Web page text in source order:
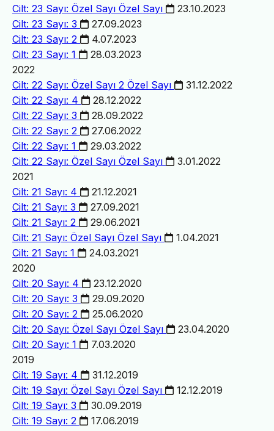
Cilt: 23 Sayı: Özel Sayı Özel Sayı
23.10.2023
Cilt: 23 Sayı: 3
27.09.2023
Cilt: 23 Sayı: 2
4.07.2023
Cilt: 23 Sayı: 1
28.03.2023
2022
Cilt: 22 Sayı: Özel Sayı 2 Özel Sayı
31.12.2022
Cilt: 22 Sayı: 4
28.12.2022
Cilt: 22 Sayı: 3
28.09.2022
Cilt: 22 Sayı: 2
27.06.2022
Cilt: 22 Sayı: 1
29.03.2022
Cilt: 22 Sayı: Özel Sayı Özel Sayı
3.01.2022
2021
Cilt: 21 Sayı: 4
21.12.2021
Cilt: 21 Sayı: 3
27.09.2021
Cilt: 21 Sayı: 2
29.06.2021
Cilt: 21 Sayı: Özel Sayı Özel Sayı
1.04.2021
Cilt: 21 Sayı: 1
24.03.2021
2020
Cilt: 20 Sayı: 4
23.12.2020
Cilt: 20 Sayı: 3
29.09.2020
Cilt: 20 Sayı: 2
25.06.2020
Cilt: 20 Sayı: Özel Sayı Özel Sayı
23.04.2020
Cilt: 20 Sayı: 1
7.03.2020
2019
Cilt: 19 Sayı: 4
31.12.2019
Cilt: 19 Sayı: Özel Sayı Özel Sayı
12.12.2019
Cilt: 19 Sayı: 3
30.09.2019
Cilt: 19 Sayı: 2
17.06.2019